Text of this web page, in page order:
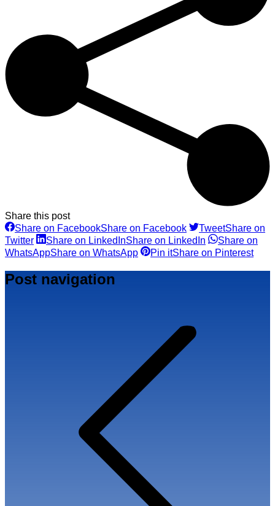
Share this post
Share on FacebookShare on Facebook TweetShare on
Twitter
Share on LinkedInShare on LinkedIn
Share on
WhatsAppShare on WhatsApp Pin itShare on Pinterest
Post navigation